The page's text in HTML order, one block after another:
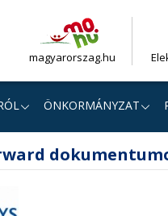
magyarorszag.hu
ÖNKORMÁNYZAT